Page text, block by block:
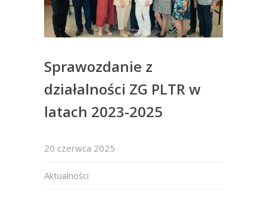
Sprawozdanie z
działalności ZG PLTR w
latach 2023-2025
20 czerwca 2025
Aktualności